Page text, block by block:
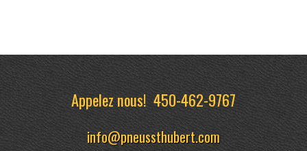
Appelez nous!450-462-9767
info@pneussthubert.com